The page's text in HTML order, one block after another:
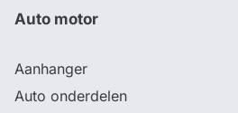
Auto motor
Aanhanger
Auto onderdelen